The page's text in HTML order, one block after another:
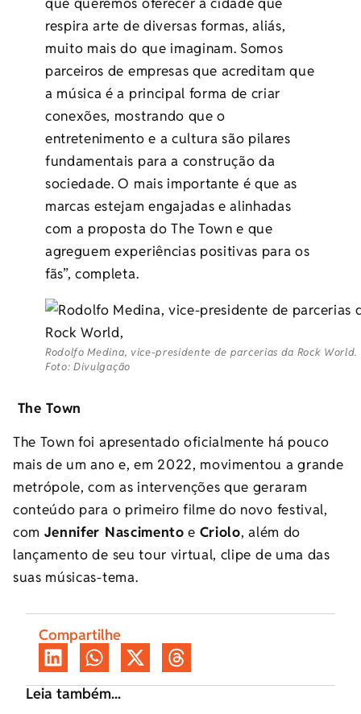
respira arte de diversas formas, aliás,
muito mais do que imaginam. Somos
parceiros de empresas que acreditam que
a música é a principal forma de criar
conexões, mostrando que o
entretenimento e a cultura são pilares
fundamentais para a construção da
sociedade. O mais importante é que as
marcas estejam engajadas e alinhadas
com a proposta do The Town e que
agreguem experiências positivas para os
fãs”, completa.
Rodolfo Medina, vice-presidente de parcerias da Rock World.
Foto: Divulgação
The Town
The Town foi apresentado oficialmente há pouco
mais de um ano e, em 2022, movimentou a grande
metrópole, com as intervenções que geraram
conteúdo para o primeiro filme do novo festival,
com Jennifer Nascimento e Criolo, além do
lançamento de seu tour virtual, clipe de uma das
suas músicas-tema.
Compartilhe
Leia também...